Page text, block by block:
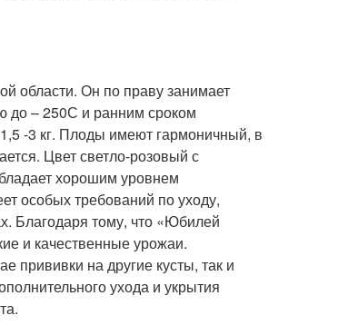
области. Он по праву занимает
до – 250С и ранним сроком
-3 кг. Плоды имеют гармоничный, в
Цвет светло-розовый с
хорошим уровнем
особых требований по уходу,
Благодаря тому, что «Юбилей
и качественные урожаи.
прививки на другие кусты, так и
ухода и укрытия